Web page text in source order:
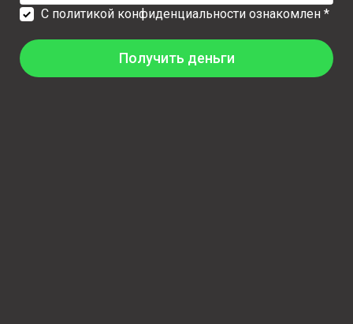
С политикой конфиденциальности ознакомлен *
Получить деньги